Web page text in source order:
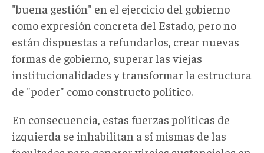
"buena gestión" en el ejercicio del gobierno
como expresión concreta del Estado, pero no
están dispuestas a refundarlos, crear nuevas
formas de gobierno, superar las viejas
institucionalidades y transformar la estructura
de "poder" como constructo político.
En consecuencia, estas fuerzas políticas de
izquierda se inhabilitan a sí mismas de las